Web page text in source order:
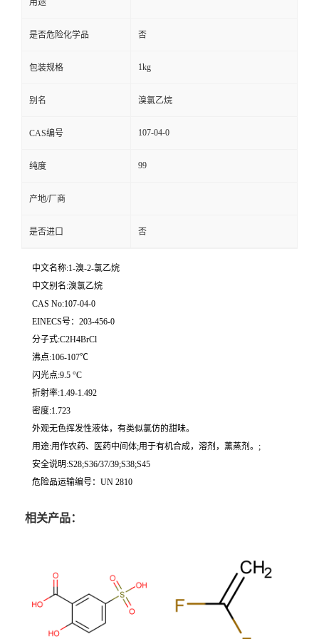
用途
是否危险化学品 否
包装规格 1kg
别名 溴氯乙烷
CAS编号 107-04-0
纯度 99
产地/厂商
是否进口 否
中文名称:1-溴-2-氯乙烷
中文别名:溴氯乙烷
CAS No:107-04-0
EINECS号：203-456-0
分子式:C2H4BrCl
沸点:106-107℃
闪光点:9.5 °C
折射率:1.49-1.492
密度:1.723
外观无色挥发性液体，有类似氯仿的甜味。
用途:用作农药、医药中间体;用于有机合成，溶剂，薰蒸剂。;
安全说明:S28;S36/37/39;S38;S45
危险品运输编号：UN 2810
相关产品：